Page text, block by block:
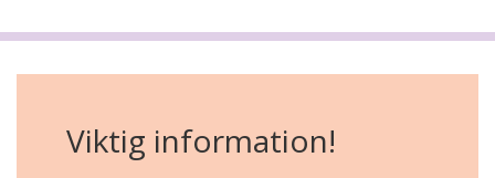
Viktig information!